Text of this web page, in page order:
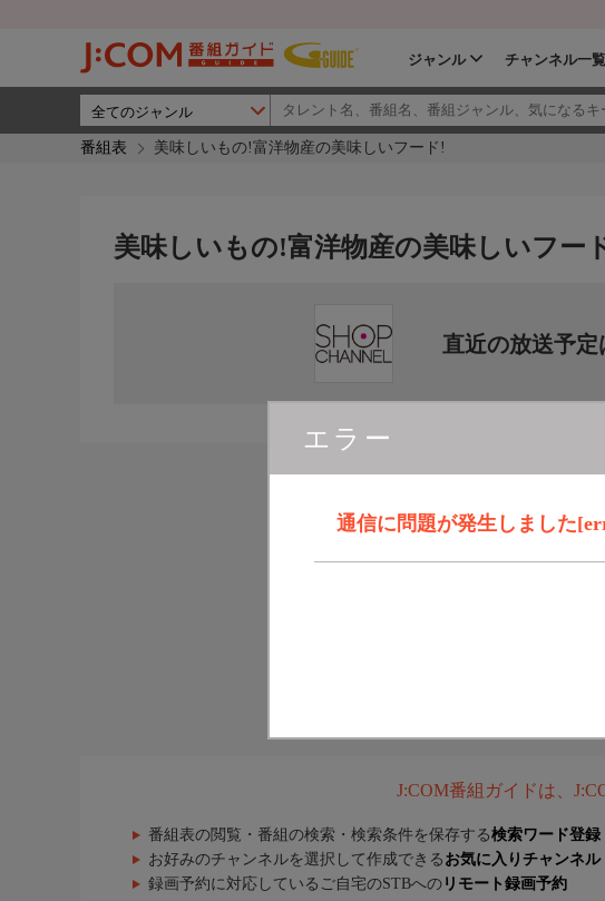
ジャンル チャンネル一覧
番組表 美味しいもの!富洋物産の美味しいフード!
エラー
通信に問題が発生しました
美味しいもの!富洋物産の美味しいフー
直近の放送予
J:COM番組ガイドは、
番組表の閲覧・番組の検索・検索条件を保存する検索ワード登録
お好みのチャンネルを選択して作成できる お気に入りチャンネル
録画予約に対応しているご自宅のSTBへの リモート録画予約